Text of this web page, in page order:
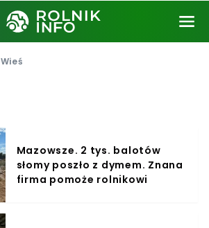
Wieś
Mazowsze. 2 tys. balotów
słomy poszło z dymem. Znana
firma pomoże rolnikowi